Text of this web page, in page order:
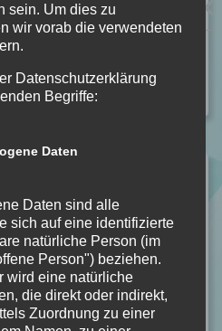
vertreibt von Brittainy
Pausen wichtig
Uhr
sein. Um dies zu
wir vorab die verwendeten
Datenschutzerklärung
Begriffe:
Daten
Daten sind alle
sich auf eine identifizierte
natürliche Person (im
Person") beziehen.
wird eine natürliche
die direkt oder indirekt,
Zuordnung zu einer